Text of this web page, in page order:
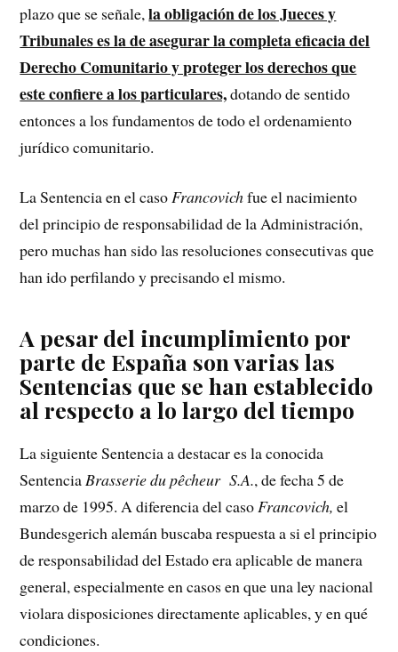
plazo que se señale,la obligación de los Jueces y
Tribunales es la de asegurar la completa eficacia del
Derecho Comunitario y proteger los derechos que
este confiere a los particulares,dotando de sentido
entonces a los fundamentos de todo el ordenamiento
jurídico comunitario.
La Sentencia en el casoFrancovichfue el nacimiento
del principio de responsabilidad de la Administración,
pero muchas han sido las resoluciones consecutivas que
han ido perfilando y precisando el mismo.
A pesar del incumplimiento por
parte de España son varias las
Sentencias que se han establecido
al respecto a lo largo del tiempo
La siguiente Sentencia a destacar es la conocida
SentenciaBrasserie du pêcheur S.A., de fecha 5 de
marzo de 1995. A diferencia del casoFrancovich,el
Bundesgerich alemán buscaba respuesta a si el principio
de responsabilidad del Estado era aplicable de manera
general, especialmente en casos en que una ley nacional
violara disposiciones directamente aplicables, y en qué
condiciones.